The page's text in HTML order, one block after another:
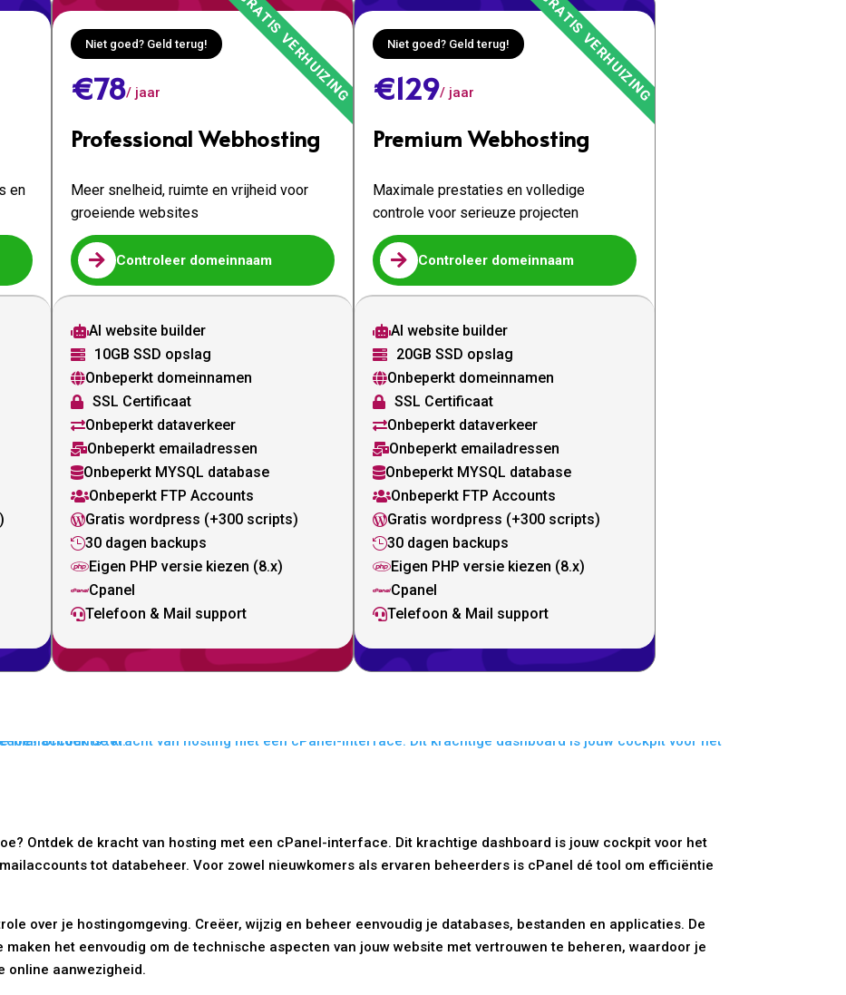
en
Niet goed? Geld terug!
€78/ jaar
Professional Webhosting
Meer snelheid, ruimte en vrijheid voor
groeiende websites
 Controleer domeinnaam
AI website builder
 10GB SSD opslag
Onbeperkt domeinnamen
 SSL Certificaat
Onbeperkt dataverkeer
Onbeperkt emailadressen
Onbeperkt MYSQL database
Onbeperkt FTP Accounts
Gratis wordpress (+300 scripts)
30 dagen backups
Eigen PHP versie kiezen (8.x)
Cpanel
Telefoon & Mail support
Niet goed? Geld terug!
€129/ jaar
Premium Webhosting
Maximale prestaties en volledige
controle voor serieuze projecten
 Controleer domeinnaam
AI website builder
 20GB SSD opslag
Onbeperkt domeinnamen
 SSL Certificaat
Onbeperkt dataverkeer
Onbeperkt emailadressen
Onbeperkt MYSQL database
Onbeperkt FTP Accounts
Gratis wordpress (+300 scripts)
30 dagen backups
Eigen PHP versie kiezen (8.x)
Cpanel
Telefoon & Mail support
Ontdek de kracht van hosting met een cPanel-interface. Dit krachtige dashboard is jouw cockpit voor het
tot databeheer. Voor zowel nieuwkomers als ervaren beheerders is cPanel dé tool om efficiëntie
over je hostingomgeving. Creëer, wijzig en beheer eenvoudig je databases, bestanden en applicaties. De
het eenvoudig om de technische aspecten van jouw website met vertrouwen te beheren, waardoor je
online aanwezigheid.